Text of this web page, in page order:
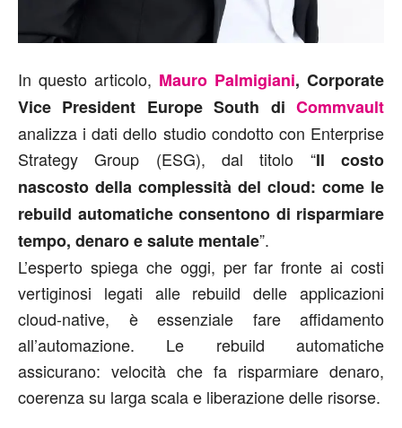
In questo articolo, Mauro Palmigiani, Corporate
Vice President Europe South di Commvault
analizza i dati dello studio condotto con Enterprise
Strategy Group (ESG), dal titolo “Il costo
nascosto della complessità del cloud: come le
rebuild automatiche consentono di risparmiare
tempo, denaro e salute mentale”.
L’esperto spiega che oggi, per far fronte ai costi
vertiginosi legati alle rebuild delle applicazioni
cloud-native, è essenziale fare affidamento
all’automazione. Le rebuild automatiche
assicurano: velocità che fa risparmiare denaro,
coerenza su larga scala e liberazione delle risorse.